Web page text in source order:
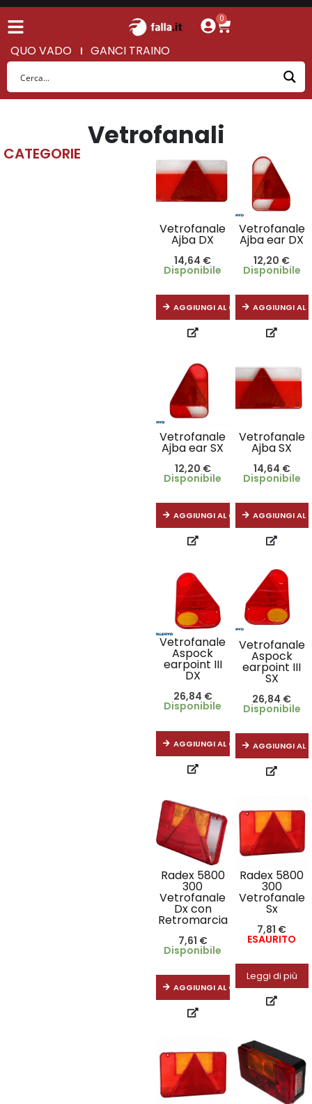
0
QUO VADO GANCI TRAINO
Vetrofanali
CATEGORIE
Vetrofanale
Ajba DX
14,64 €
Disponibile
AGGIUNGI AL CARRELLO
Vetrofanale
Ajba ear DX
12,20 €
Disponibile
AGGIUNGI AL
Vetrofanale
Ajba ear SX
12,20 €
Disponibile
AGGIUNGI AL CARRELLO
Vetrofanale
Ajba SX
14,64 €
Disponibile
AGGIUNGI AL
Vetrofanale
Aspock
earpoint III
DX
26,84 €
Disponibile
AGGIUNGI AL CARRELLO
Vetrofanale
Aspock
earpoint III
SX
26,84 €
Disponibile
AGGIUNGI AL
Radex 5800
300
Vetrofanale
Dx con
Retromarcia
7,61 €
Disponibile
AGGIUNGI AL CARRELLO
Radex 5800
300
Vetrofanale
Sx
7,81 €
ESAURITO
Leggi di più